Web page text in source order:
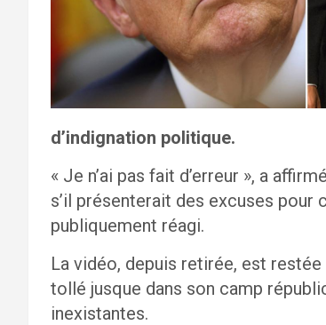
d’indignation politique.
« Je n’ai pas fait d’erreur », a
s’il présenterait des excuses pour
publiquement réagi.
La vidéo, depuis retirée, est
tollé jusque dans son camp
inexistantes.